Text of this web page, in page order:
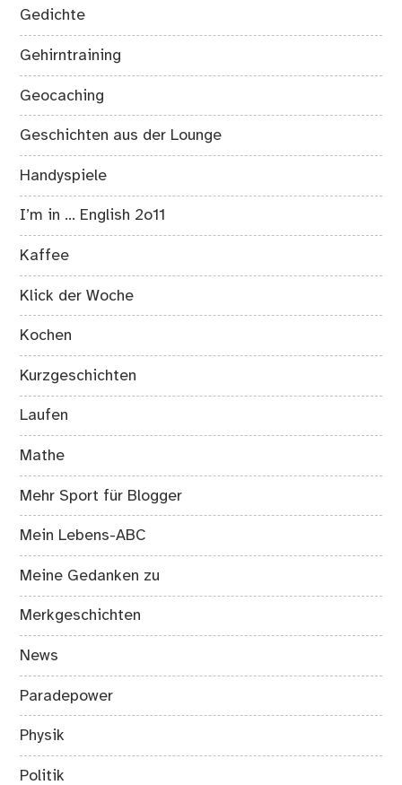
Gedichte
Gehirntraining
Geocaching
Geschichten aus der Lounge
Handyspiele
I’m in … English 2o11
Kaffee
Klick der Woche
Kochen
Kurzgeschichten
Laufen
Mathe
Mehr Sport für Blogger
Mein Lebens-ABC
Meine Gedanken zu
Merkgeschichten
News
Paradepower
Physik
Politik